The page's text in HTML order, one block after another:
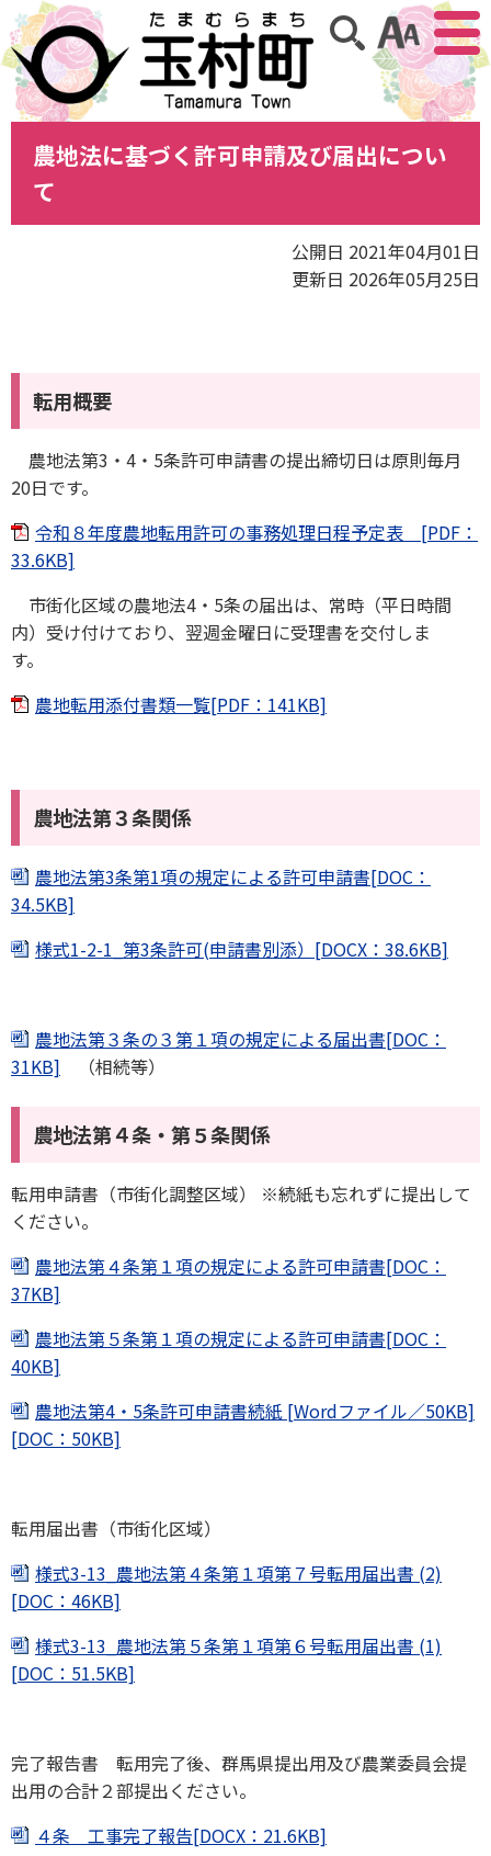
アクセ
サイト内検索
農地法に基づく許可申請及び届出につい
て
公開日 2021年04月01日
更新日 2026年05月25日
転用概要
農地法第3・4・5条許可申請書の提出締切日は原則毎月
20日です。
令和８年度農地転用許可の事務処理日程予定表 [PDF：
33.6KB]
市街化区域の農地法4・5条の届出は、常時（平日時間
内）受け付けており、翌週金曜日に受理書を交付しま
す。
農地転用添付書類一覧[PDF：141KB]
農地法第３条関係
農地法第3条第1項の規定による許可申請書[DOC：
34.5KB]
様式1-2-1_第3条許可(申請書別添）[DOCX：38.6KB]
農地法第３条の３第１項の規定による届出書[DOC：
31KB] （相続等）
農地法第４条・第５条関係
転用申請書（市街化調整区域） ※続紙も忘れずに提出して
ください。
農地法第４条第１項の規定による許可申請書[DOC：
37KB]
農地法第５条第１項の規定による許可申請書[DOC：
40KB]
農地法第4・5条許可申請書続紙 [Wordファイル／50KB]
[DOC：50KB]
転用届出書（市街化区域）
様式3-13_農地法第４条第１項第７号転用届出書 (2)
[DOC：46KB]
様式3-13_農地法第５条第１項第６号転用届出書 (1)
[DOC：51.5KB]
完了報告書 転用完了後、群馬県提出用及び農業委員会提
出用の合計２部提出ください。
４条 工事完了報告[DOCX：21.6KB]